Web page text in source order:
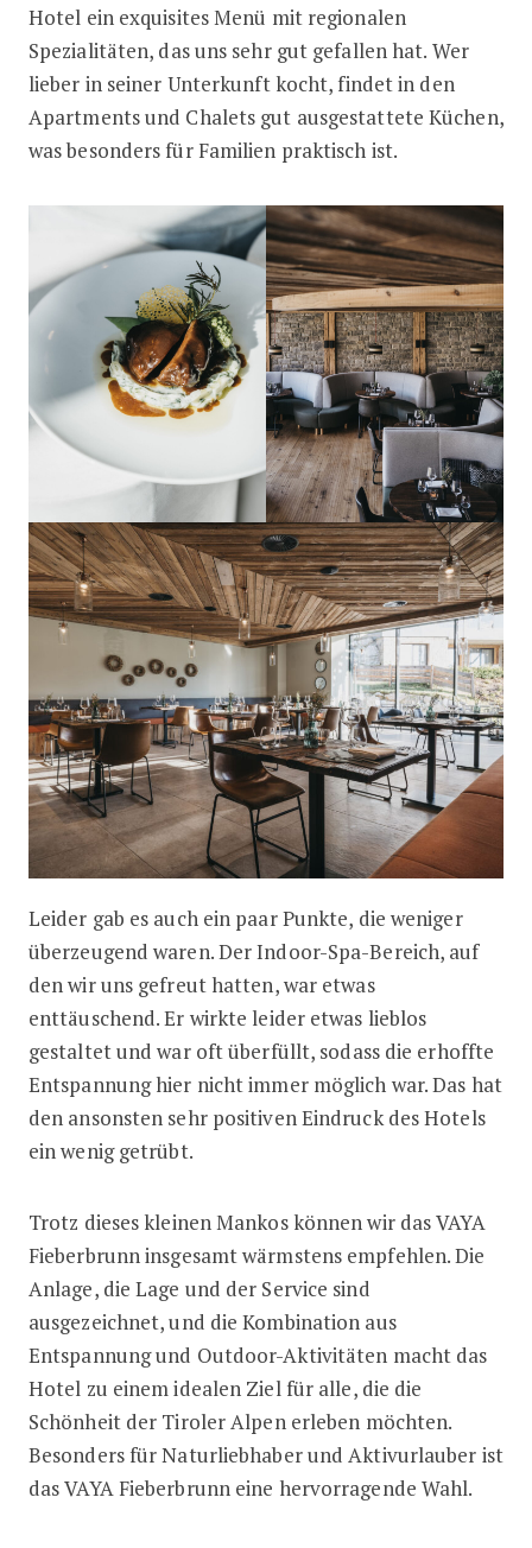
Hotel ein exquisites Menü mit regionalen
Spezialitäten, das uns sehr gut gefallen hat. Wer
lieber in seiner Unterkunft kocht, findet in den
Apartments und Chalets gut ausgestattete Küchen,
was besonders für Familien praktisch ist.
Leider gab es auch ein paar Punkte, die weniger
überzeugend waren. Der Indoor-Spa-Bereich, auf
den wir uns gefreut hatten, war etwas
enttäuschend. Er wirkte leider etwas lieblos
gestaltet und war oft überfüllt, sodass die erhoffte
Entspannung hier nicht immer möglich war. Das hat
den ansonsten sehr positiven Eindruck des Hotels
ein wenig getrübt.
Trotz dieses kleinen Mankos können wir das VAYA
Fieberbrunn insgesamt wärmstens empfehlen. Die
Anlage, die Lage und der Service sind
ausgezeichnet, und die Kombination aus
Entspannung und Outdoor-Aktivitäten macht das
Hotel zu einem idealen Ziel für alle, die die
Schönheit der Tiroler Alpen erleben möchten.
Besonders für Naturliebhaber und Aktivurlauber ist
das VAYA Fieberbrunn eine hervorragende Wahl.